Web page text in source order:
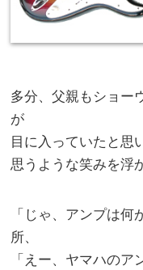
多分、父親もショー
が
目に入っていたと思
思うような笑みを浮
「じゃ、アンプは
所、
「えー、ヤマハのア